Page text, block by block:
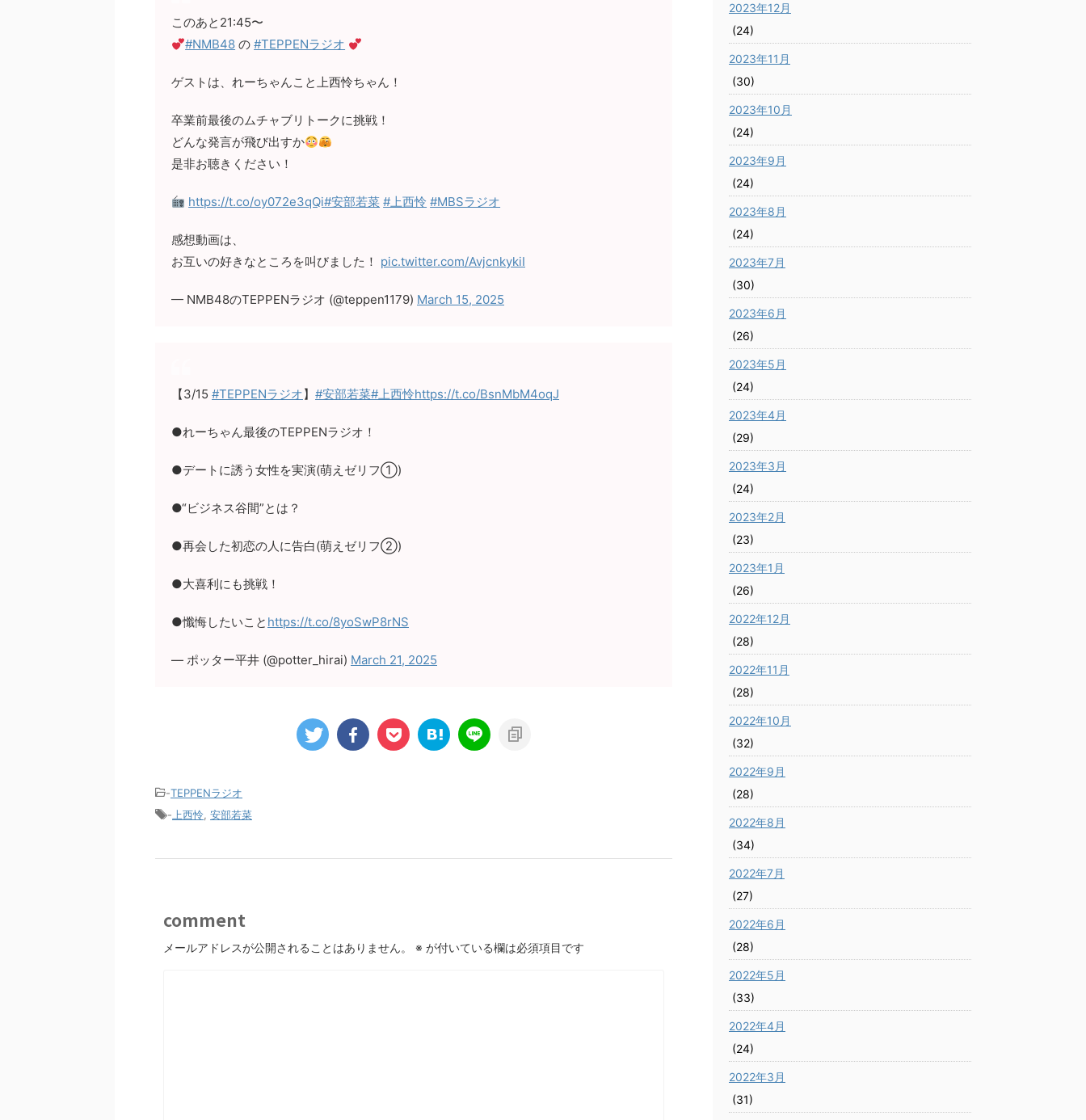
このあと21:45〜
#NMB48 の#TEPPENラジオ
ゲストは、れーちゃんこと上西怜ちゃん！
卒業前最後のムチャブリトークに挑戦！
どんな発言が飛び出すか
是非お聴きください！
https://t.co/oy072e3qQi#安部若菜 #上西怜 #MBSラジオ
感想動画は、
お互いの好きなところを叫びました！ pic.twitter.com/AvjcnkykiI
— NMB48のTEPPENラジオ (@teppen1179) March 15, 2025
【3/15 #TEPPENラジオ】 #安部若菜#上西怜https://t.co/BsnMbM4oqJ
●れーちゃん最後のTEPPENラジオ！
●デートに誘う女性を実演(萌えゼリフ①)
●“ビジネス谷間”とは？
●再会した初恋の人に告白(萌えゼリフ②)
●大喜利にも挑戦！
●懺悔したいこと https://t.co/8yoSwP8rNS
— ポッター平井 (@potter_hirai) March 21, 2025
-TEPPENラジオ
- 上西怜 安部若菜
comment
メールアドレスが公開されることはありません。 ※ が付いている欄は必須項目です
2023年12月
(24)
2023年11月
(30)
2023年10月
(24)
2023年9月
(24)
2023年8月
(24)
2023年7月
(30)
2023年6月
(26)
2023年5月
(24)
2023年4月
(29)
2023年3月
(24)
2023年2月
(23)
2023年1月
(26)
2022年12月
(28)
2022年11月
(28)
2022年10月
(32)
2022年9月
(28)
2022年8月
(34)
2022年7月
(27)
2022年6月
(28)
2022年5月
(33)
2022年4月
(24)
2022年3月
(31)